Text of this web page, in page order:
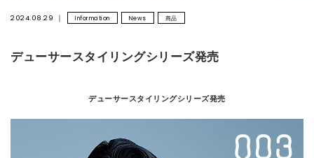
2024.08.29 Information News 商品
デューサースタイリングシリーズ発売
デューサースタイリングシリーズ発売
COMPANY
RECRUIT
CONTACT